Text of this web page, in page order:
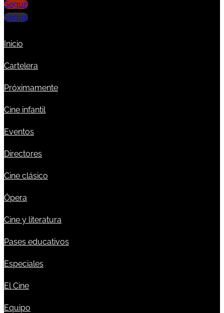
Seguir
Seguir
Inicio
Cartelera
Próximamente
Cine infantil
Eventos
Directores
Cine clásico
Ópera
Cine y literatura
Pases educativos
Especiales
El Cine
Equipo